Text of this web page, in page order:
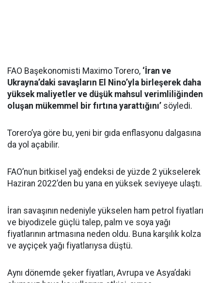
FAO Başekonomisti Maximo Torero, ‘İran ve
Ukrayna’daki savaşların El Nino’yla birleşerek daha
yüksek maliyetler ve düşük mahsul verimliliğinden
oluşan mükemmel bir fırtına yarattığını’ söyledi.
Torero’ya göre bu, yeni bir gıda enflasyonu dalgasına
da yol açabilir.
FAO’nun bitkisel yağ endeksi de yüzde 2 yükselerek
Haziran 2022’den bu yana en yüksek seviyeye ulaştı.
İran savaşının nedeniyle yükselen ham petrol fiyatları
ve biyodizele güçlü talep, palm ve soya yağı
fiyatlarının artmasına neden oldu. Buna karşılık kolza
ve ayçiçek yağı fiyatlarıysa düştü.
Aynı dönemde şeker fiyatları, Avrupa ve Asya’daki